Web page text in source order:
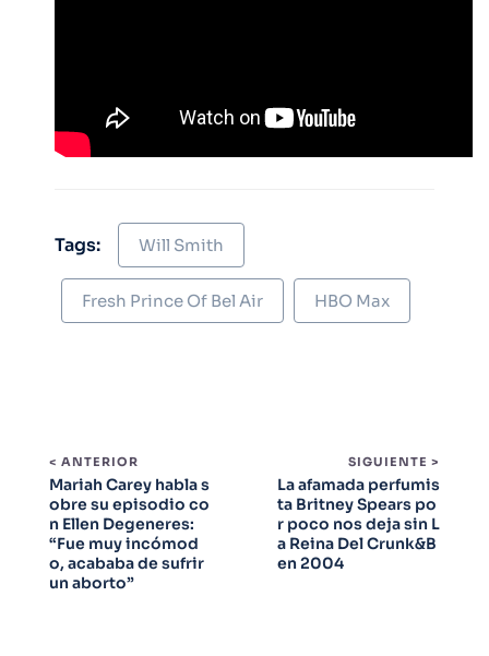
Tags: Will Smith
Fresh Prince Of Bel Air HBO Max
< ANTERIOR
Mariah Carey habla s
obre su episodio co
n Ellen Degeneres:
“Fue muy incómod
o, acababa de sufrir
un aborto”
SIGUIENTE >
La afamada perfumis
ta Britney Spears po
r poco nos deja sin L
a Reina Del Crunk&B
en 2004